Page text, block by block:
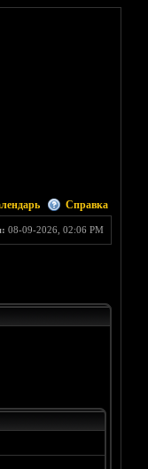
Справка
08-09-2026, 02:06 PM